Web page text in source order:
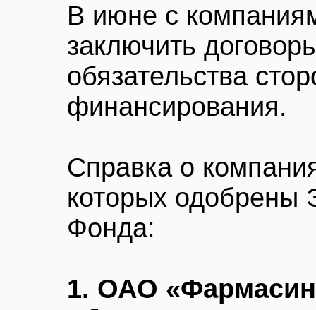
В июне с
заключить
обязательства
финансирования.
Справка о
которых одобрены
Фонда:
1. ОАО